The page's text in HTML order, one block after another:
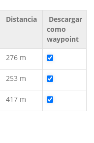
Distancia
Descargar
como
waypoint
276 m
253 m
417 m